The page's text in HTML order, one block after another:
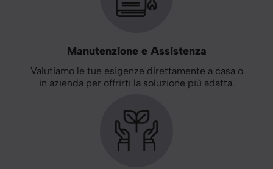
Manutenzione e Assistenza
Valutiamo le tue esigenze direttamente a casa o
in azienda per offrirti la soluzione più adatta.